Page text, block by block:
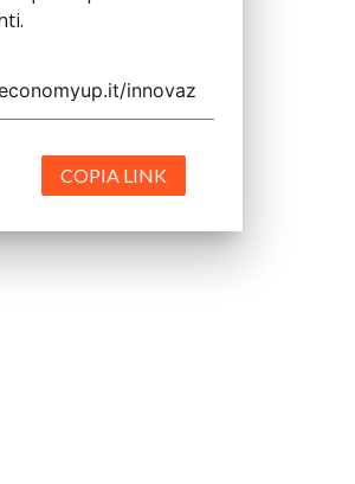
COPIA LINK